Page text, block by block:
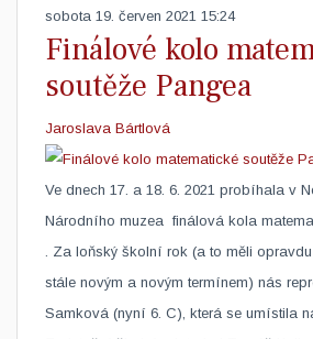
sobota 19. červen 2021 15:24
Finálové kolo
soutěže Pangea
Jaroslava Bártlová
Ve dnech 17. a 18. 6. 2021 probíhala v
Národního muzea ​ finálová kola
. Za loňský školní rok (a to měli
stále novým a novým termínem) nás
Samková (nyní 6. C), která se umístila